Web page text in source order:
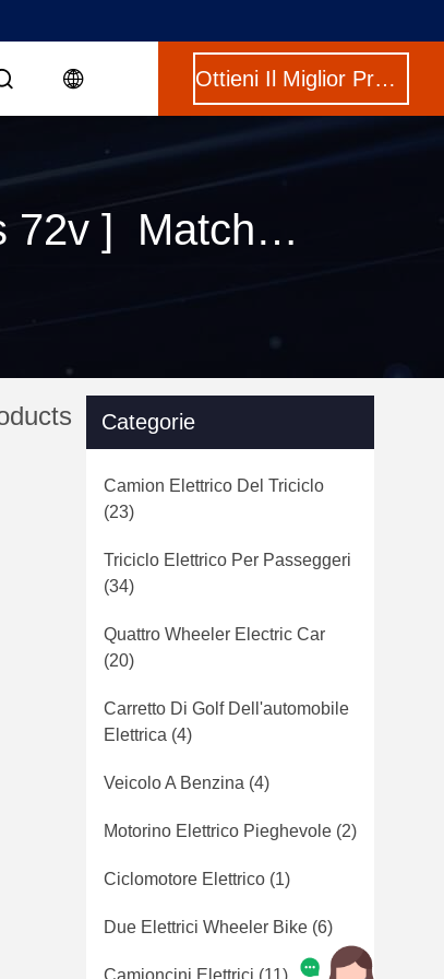
Ottieni Il Miglior Prezzo
Keywords [ electric vehicle four wheeler 5 doors 72v ] Match 0 prodotti
Categorie
Camion Elettrico Del Triciclo
(23)
Triciclo Elettrico Per Passeggeri
(34)
Quattro Wheeler Electric Car
(20)
Carretto Di Golf Dell'automobile
Elettrica (4)
Veicolo A Benzina (4)
Motorino Elettrico Pieghevole (2)
Ciclomotore Elettrico (1)
Due Elettrici Wheeler Bike (6)
Camioncini Elettrici (11)